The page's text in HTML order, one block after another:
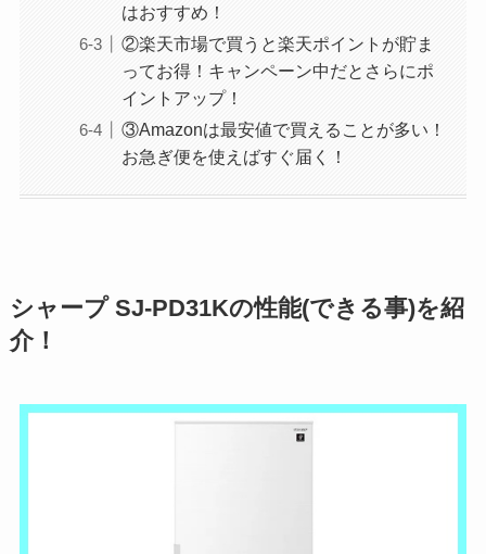
はおすすめ！
②楽天市場で買うと楽天ポイントが貯ま
ってお得！キャンペーン中だとさらにポ
イントアップ！
③Amazonは最安値で買えることが多い！
お急ぎ便を使えばすぐ届く！
シャープ SJ-PD31Kの性能(できる事)を紹
介！